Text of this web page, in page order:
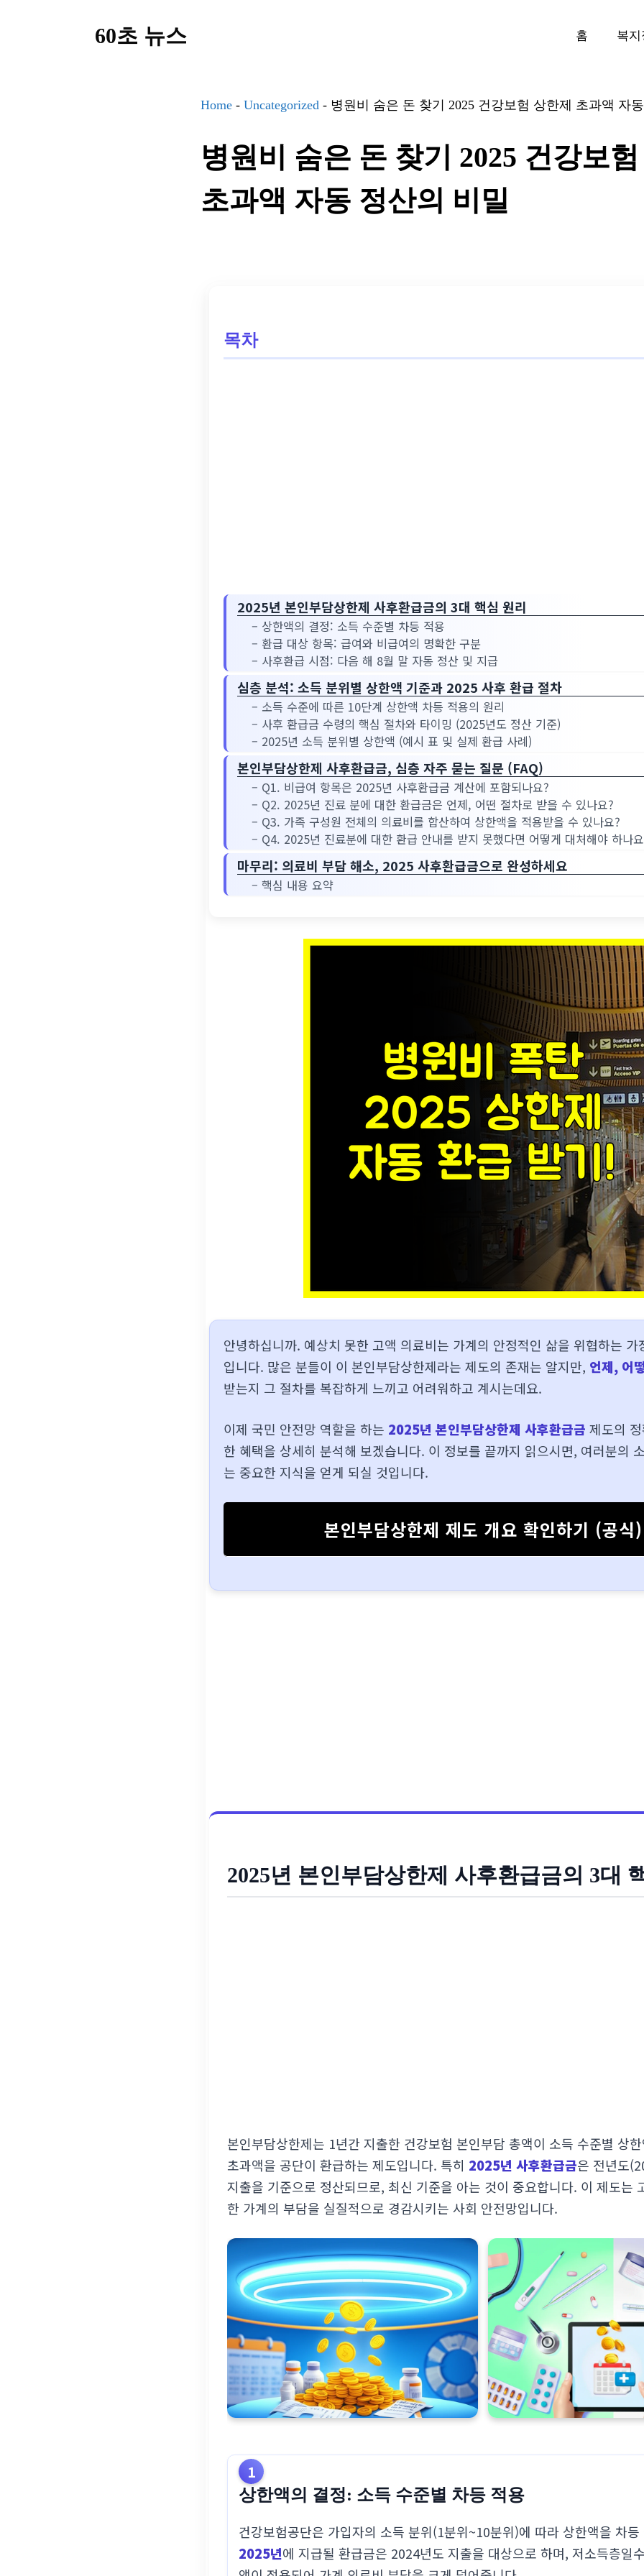
60초 뉴스 홈 복
Home - Uncategorized - 병원비 숨은 돈 찾기 2025 건강보험 상한제 초과액 자
병원비 숨은 돈 찾기 2025 건강보
초과액 자동 정산의 비밀
목차
2025년 본인부담상한제 사후환급금의 3대 핵심 원리
– 상한액의 결정: 소득 수준별 차등 적용
– 환급 대상 항목: 급여와 비급여의 명확한 구분
– 사후환급 시점: 다음 해 8월 말 자동 정산 및 지급
심층 분석: 소득 분위별 상한액 기준과 2025 사후 환급 절차
– 소득 수준에 따른 10단계 상한액 차등 적용의 원리
– 사후 환급금 수령의 핵심 절차와 타이밍 (2025년도 정산 기준)
– 2025년 소득 분위별 상한액 (예시 표 및 실제 환급 사례)
본인부담상한제 사후환급금, 심층 자주 묻는 질문 (FAQ)
– Q1. 비급여 항목은 2025년 사후환급금 계산에 포함되나요?
– Q2. 2025년 진료 분에 대한 환급금은 언제, 어떤 절차로 받을 수 있나요?
– Q3. 가족 구성원 전체의 의료비를 합산하여 상한액을 적용받을 수 있나요?
– Q4. 2025년 진료분에 대한 환급 안내를 받지 못했다면 어떻게 대처해야 하나
마무리: 의료비 부담 해소, 2025 사후환급금으로 완성하세요
– 핵심 내용 요약
안녕하십니까. 예상치 못한 고액 의료비는 가계의 안정적인 삶을 위협하는
입니다. 많은 분들이 이 본인부담상한제라는 제도의 존재는 알지만, 언제, 어
받는지 그 절차를 복잡하게 느끼고 어려워하고 계시는데요.
이제 국민 안전망 역할을 하는 2025년 본인부담상한제 사후환급금 제도의
한 혜택을 상세히 분석해 보겠습니다. 이 정보를 끝까지 읽으시면, 여러분의
는 중요한 지식을 얻게 되실 것입니다.
본인부담상한제 제도 개요 확인하기 (공식)
2025년 본인부담상한제 사후환급금의 3대
본인부담상한제는 1년간 지출한 건강보험 본인부담 총액이 소득 수준별 상
초과액을 공단이 환급하는 제도입니다. 특히 2025년 사후환급금은 전년도
지출을 기준으로 정산되므로, 최신 기준을 아는 것이 중요합니다. 이 제도는
한 가계의 부담을 실질적으로 경감시키는 사회 안전망입니다.
1
상한액의 결정: 소득 수준별 차등 적용
건강보험공단은 가입자의 소득 분위(1분위~10분위)에 따라 상한액을 차
2025년에 지급될 환급금은 2024년도 지출을 대상으로 하며, 저소득층일